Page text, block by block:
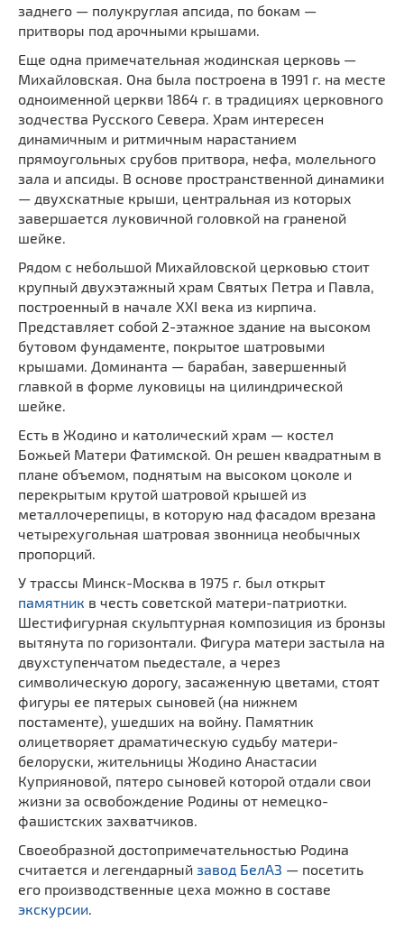
заднего — полукруглая апсида, по бокам —
притворы под арочными крышами.
Еще одна примечательная жодинская церковь —
Михайловская. Она была построена в 1991 г. на месте
одноименной церкви 1864 г. в традициях церковного
зодчества Русского Севера. Храм интересен
динамичным и ритмичным нарастанием
прямоугольных срубов притвора, нефа, молельного
зала и апсиды. В основе пространственной динамики
— двухскатные крыши, центральная из которых
завершается луковичной головкой на граненой
шейке.
Рядом с небольшой Михайловской церковью стоит
крупный двухэтажный храм Святых Петра и Павла,
построенный в начале XXI века из кирпича.
Представляет собой 2-этажное здание на высоком
бутовом фундаменте, покрытое шатровыми
крышами. Доминанта — барабан, завершенный
главкой в ​​форме луковицы на цилиндрической
шейке.
Есть в Жодино и католический храм — костел
Божьей Матери Фатимской. Он решен квадратным в
плане объемом, поднятым на высоком цоколе и
перекрытым крутой шатровой крышей из
металлочерепицы, в которую над фасадом врезана
четырехугольная шатровая звонница необычных
пропорций.
У трассы Минск-Москва в 1975 г. был открыт
памятник в честь советской матери-патриотки.
Шестифигурная скульптурная композиция из бронзы
вытянута по горизонтали. Фигура матери застыла на
двухступенчатом пьедестале, а через
символическую дорогу, засаженную цветами, стоят
фигуры ее пятерых сыновей (на нижнем
постаменте), ушедших на войну. Памятник
олицетворяет драматическую судьбу матери-
белоруски, жительницы Жодино Анастасии
Куприяновой, пятеро сыновей которой отдали свои
жизни за освобождение Родины от немецко-
фашистских захватчиков.
Своеобразной достопримечательностью Родина
считается и легендарный завод БелАЗ — посетить
его производственные цеха можно в составе
экскурсии